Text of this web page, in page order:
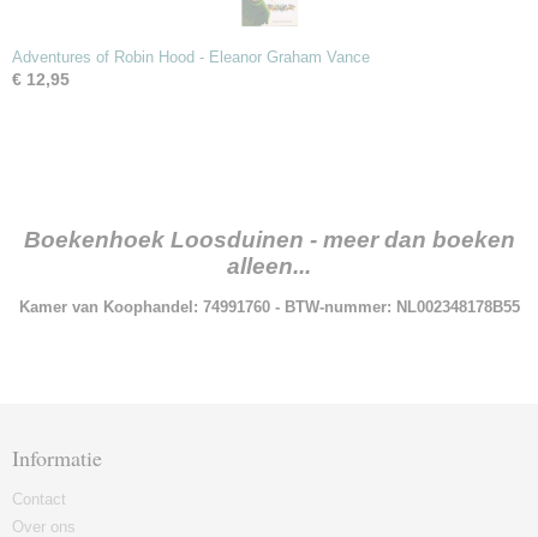
Adventures of Robin Hood - Eleanor Graham Vance
€ 12,95
Boekenhoek Loosduinen - meer dan boeken
alleen...
Kamer van Koophandel: 74991760 - BTW-nummer: NL002348178B55
Informatie
Contact
Over ons